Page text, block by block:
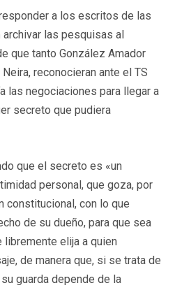
a los escritos de las
las pesquisas al
que tanto González Amador
reconocieran ante el TS
las negociaciones para llegar a
secreto que pudiera
que el secreto es «un
personal, que goza, por
constitucional, con lo que
de su dueño, para que sea
elija a quien
de manera que, si se trata de
guarda depende de la